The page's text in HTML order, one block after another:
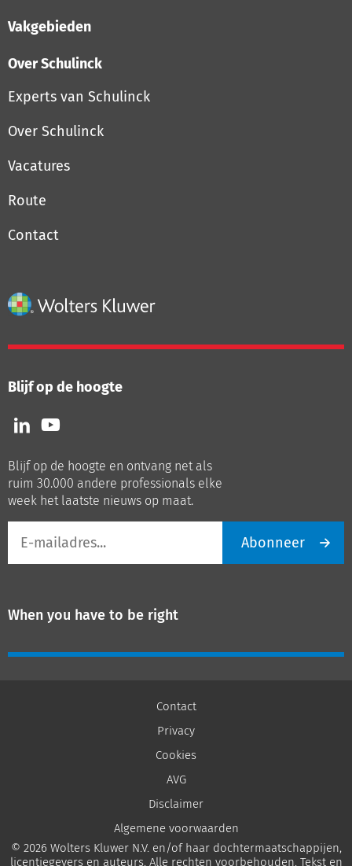
Vakgebieden
Over Schulinck
Experts van Schulinck
Over Schulinck
Vacatures
Route
Contact
Blijf op de hoogte
Volg
ons
LinkedIn
Volg
ons
Youtube
Blijf op de hoogte en ontvang net als
ruim 30.000 andere professionals elke
week het laatste nieuws op maat.
mailadres
Abonneer
When you have to be right
Contact
Privacy
Cookies
AVG
Disclaimer
Algemene voorwaarden
© 2026 Wolters Kluwer N.V. en/of haar dochtermaatschappijen,
licentiegevers en auteurs. Alle rechten voorbehouden. Tekst en